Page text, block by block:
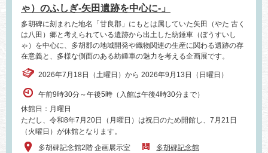
ゃ）のふしぎ‐矢田遺跡を中心に‐」
多胡碑に刻まれた地名「甘良郡」にもとは属していた矢田（やた 古く
は八田）郷と考えられている遺跡から出土した紡錘車（ぼうすいし
ゃ）を中心に、多胡郡の地域開発や織物関連の生産に関わる遺跡の存
在意義と、多様な側面のある紡錘車の魅力を考える企画展です。
2026年7月18日（土曜日）から 2026年9月13日（日曜日）
午前9時30分～午後5時（入館は午後4時30分まで）
休館日：月曜日
ただし、令和8年7月20日（月曜日）は祝日のため開館し、7月21日
（火曜日）が休館となります。
多胡碑記念館2階 企画展示室
多胡碑記念館